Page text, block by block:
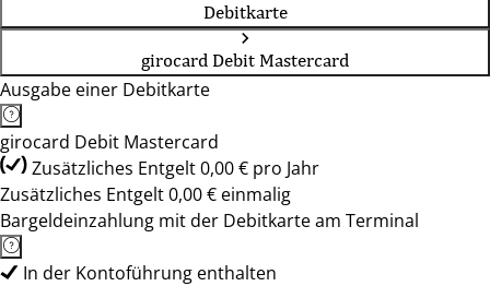
Debitkarte
girocard Debit Mastercard
Ausgabe einer Debitkarte
girocard Debit Mastercard
Zusätzliches Entgelt 0,00 € pro Jahr
Zusätzliches Entgelt 0,00 € einmalig
Bargeldeinzahlung mit der Debitkarte am Terminal
In der Kontoführung enthalten